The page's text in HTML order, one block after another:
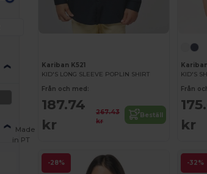
Kariban K521
KID'S LONG SLEEVE POPLIN SHIRT
Från och med:
187.74
kr
267.43
kr
Beställ
KID'S
Från
kr
-28%
Made
in PT
-32%